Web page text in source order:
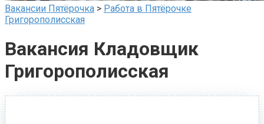
Вакансии Пятёрочка > Работа в Пятёрочке
Григорополисская
Вакансия Кладовщик
Григорополисская